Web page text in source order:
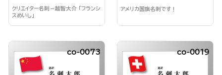
クリエイター名刺－越智大介 「フランシ
スめいし」
アメリカ国旗名刺です！
co-0073 co-0019